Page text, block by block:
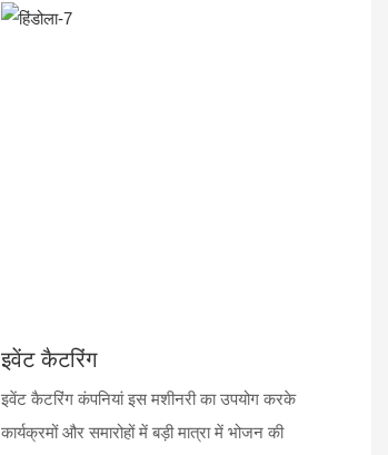
इवेंट कैटरिंग
इवेंट कैटरिंग कंपनियां इस मशीनरी का उपयोग करके
कार्यक्रमों और समारोहों में बड़ी मात्रा में भोजन की